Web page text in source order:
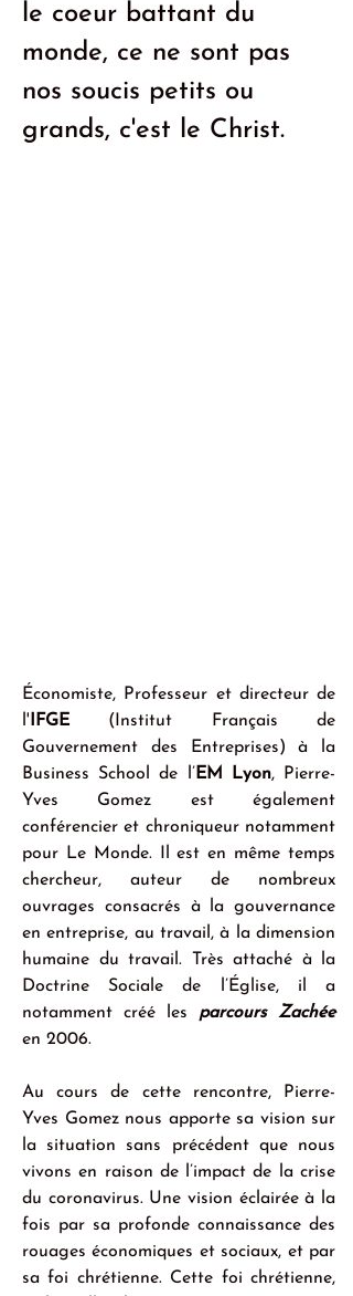
le coeur battant du
monde, ce ne sont pas
nos soucis petits ou
grands, c'est le Christ.
Économiste, Professeur et directeur de
l' IFGE (Institut Français de
Gouvernement des Entreprises) à la
Business School de l’ EM Lyon, Pierre-
Yves Gomez est également
conférencier et chroniqueur notamment
pour Le Monde. Il est en même temps
chercheur, auteur de nombreux
ouvrages consacrés à la gouvernance
en entreprise, au travail, à la dimension
humaine du travail. Très attaché à la
Doctrine Sociale de l’Église, il a
notamment créé les parcours Zachée
en 2006.
Au cours de cette rencontre, Pierre-
Yves Gomez nous apporte sa vision sur
la situation sans précédent que nous
vivons en raison de l’impact de la crise
du coronavirus. Une vision éclairée à la
fois par sa profonde connaissance des
rouages économiques et sociaux, et par
sa foi chrétienne. Cette foi chrétienne,